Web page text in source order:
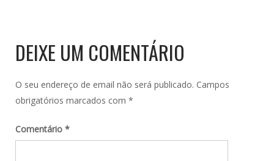
DEIXE UM COMENTÁRIO
O seu endereço de email não será publicado. Campos
obrigatórios marcados com *
Comentário *